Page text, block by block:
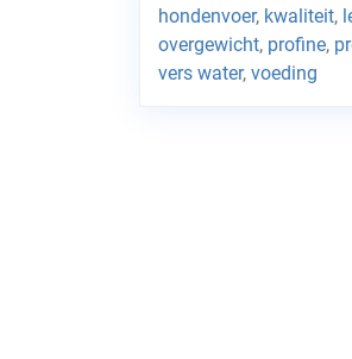
hondenvoer, kwaliteit,
overgewicht, profine,
vers water, voeding